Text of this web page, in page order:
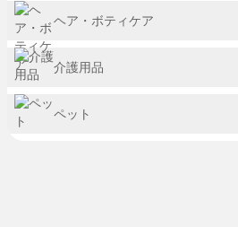
ヘア・ボティケア
介護用品
ペット